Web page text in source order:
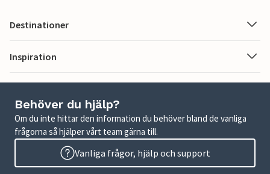
Destinationer
Inspiration
Behöver du hjälp?
Om du inte hittar den information du behöver bland de vanliga
frågorna så hjälper vårt team gärna till.
Vanliga frågor, hjälp och support